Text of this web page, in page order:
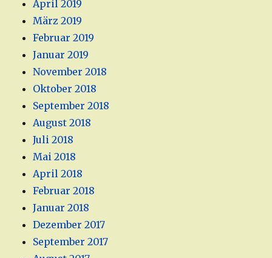
April 2019
März 2019
Februar 2019
Januar 2019
November 2018
Oktober 2018
September 2018
August 2018
Juli 2018
Mai 2018
April 2018
Februar 2018
Januar 2018
Dezember 2017
September 2017